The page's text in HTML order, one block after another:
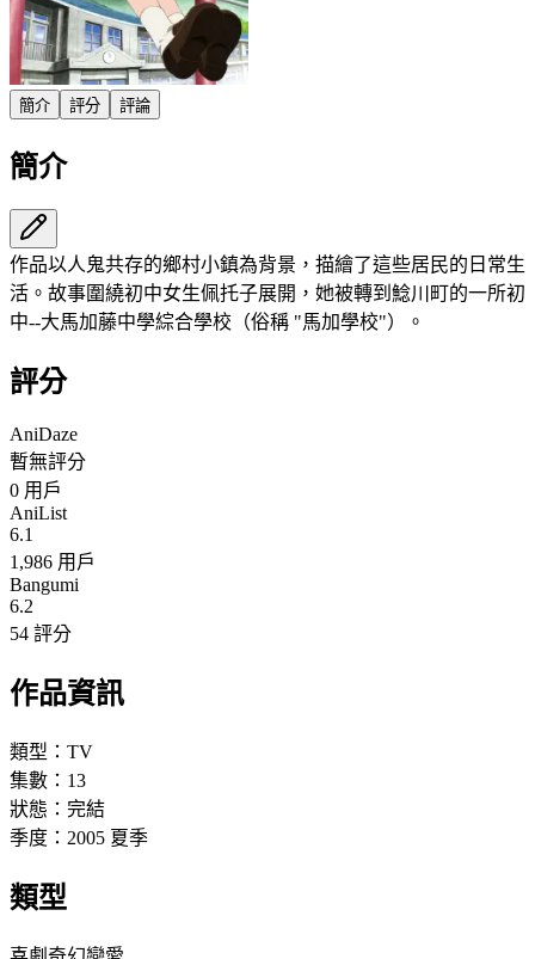
簡介 評分 評論
簡介
作品以人鬼共存的鄉村小鎮為背景，描繪了這些居民的日常生
活。故事圍繞初中女生佩托子展開，她被轉到鯰川町的一所初
中--大馬加藤中學綜合學校（俗稱 "馬加學校"）。
評分
AniDaze
暫無評分
0 用戶
AniList
6.1
1,986 用戶
Bangumi
6.2
54 評分
作品資訊
類型： TV
集數： 13
狀態： 完結
季度： 2005 夏季
類型